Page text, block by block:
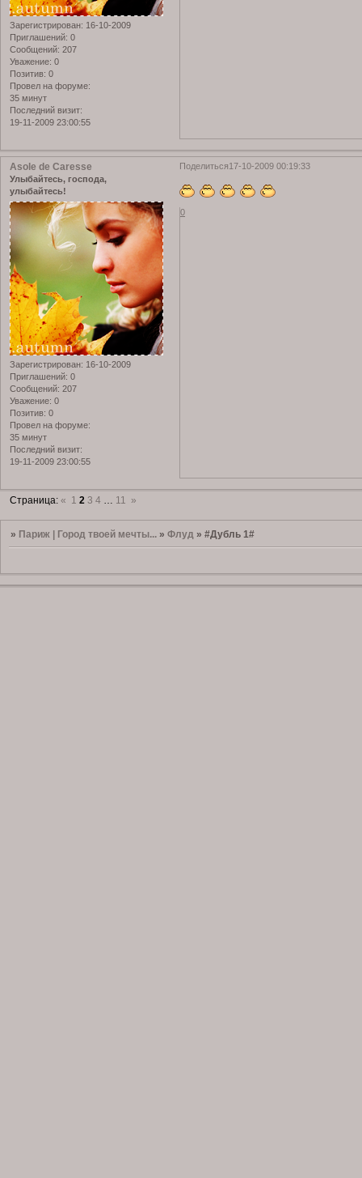
Зарегистрирован: 16-10-2009
Приглашений: 0
Сообщений: 207
Уважение: 0
Позитив: 0
Провел на форуме:
35 минут
Последний визит:
19-11-2009 23:00:55
Поделиться17-10-2009 00:19:33
Asole de Caresse
Улыбайтесь, господа,
улыбайтесь!
Зарегистрирован: 16-10-2009
Приглашений: 0
Сообщений: 207
Уважение: 0
Позитив: 0
Провел на форуме:
35 минут
Последний визит:
19-11-2009 23:00:55
0
Страница:« 1 2 3 4 … 11 »
» Париж | Город твоей мечты... »Флуд »#Дубль 1#